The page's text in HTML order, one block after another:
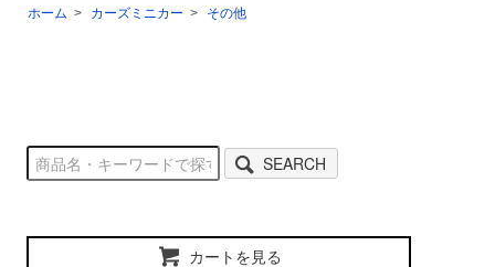
ホーム > カーズミニカー > その他
SEARCH
カートを見る